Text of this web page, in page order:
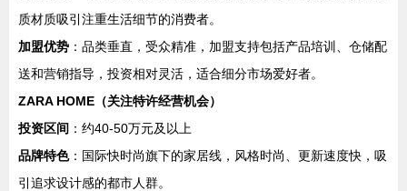
质材质吸引注重生活细节的消费者。
加盟优势 ：品类垂直，受众精准，加盟支持包括产品培训、仓储配
送和营销指导，投资相对灵活，适合细分市场爱好者。
ZARA HOME（关注特许经营机会）
投资区间 ：约40-50万元及以上
品牌特色：国际快时尚旗下的家居线，风格时尚、更新速度快，吸
引追求设计感的都市人群。